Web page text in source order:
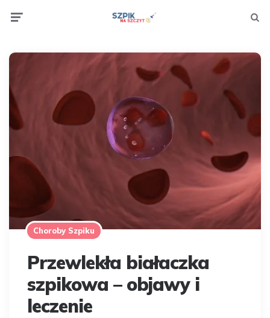
Choroby Szpiku
Przewlekła białaczka
szpikowa – objawy i
leczenie